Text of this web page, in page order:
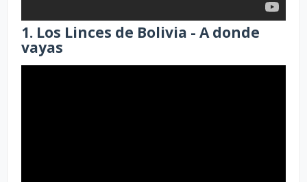
1. Los Linces de Bolivia - A donde
vayas